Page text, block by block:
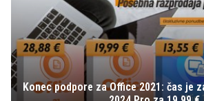
Konec podpore za Office 2021: čas je